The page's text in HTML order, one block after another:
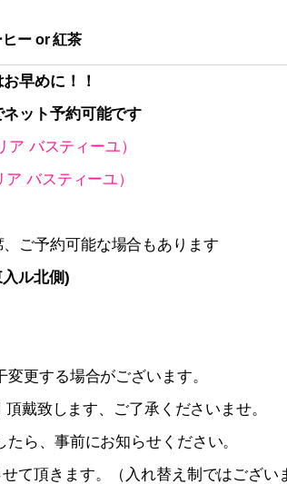
ー or 紅茶
早めに！！
ット予約可能です
バスティーユ）
バスティーユ）
ご予約可能な場合もあります
ル北側)
更する場合がございます。
戴致します、ご了承くださいませ。
ら、事前にお知らせください。
て頂きます。（入れ替え制ではござい